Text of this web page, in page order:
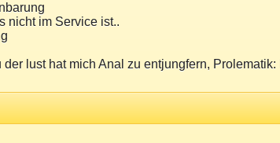
nicht im Service ist..
der lust hat mich Anal zu entjungfern,